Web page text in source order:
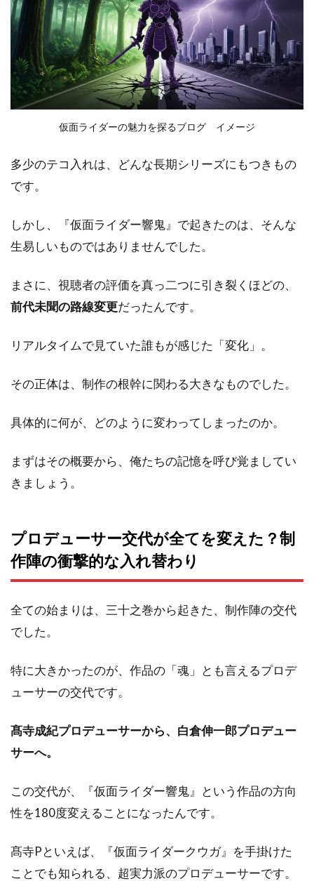
仮面ライダーの魅力を探るブログ イメージ
多少のテコ入れは、どんな長期シリーズにもつきもの
です。
しかし、『仮面ライダー響鬼』で起きたのは、そんな
生易しいものではありませんでした。
まさに、視聴者の評価を真っ二つに引き裂くほどの、
前代未聞の路線変更だったんです。
リアルタイムで見ていた誰もが感じた「変化」。
その正体は、制作の根幹に関わる大きなものでした。
具体的に何が、どのように変わってしまったのか。
まずはその概要から、俺たちの記憶を呼び覚ましてい
きましょう。
プロデューサー交代が全てを変えた？制
作陣の衝撃的な入れ替わり
全ての始まりは、三十之巻から起きた、制作陣の交代
でした。
特に大きかったのが、作品の「魂」とも言えるプロデ
ューサーの交代です。
髙寺成紀プロデューサーから、白倉伸一郎プロデュー
サーへ。
この交代が、『仮面ライダー響鬼』という作品の方向
性を180度変えることになったんです。
髙寺Pといえば、『仮面ライダークウガ』を手掛けた
ことでも知られる、超実力派のプロデューサーです。